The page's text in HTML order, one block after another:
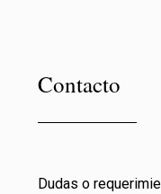
Contacto
Dudas o